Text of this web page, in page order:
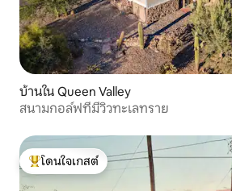
บ้านใน Queen Valley
สนามกอล์ฟที่มีวิวทะเลทราย
โดนใจเกสต์ที่สุด
โดนใจเกสต์